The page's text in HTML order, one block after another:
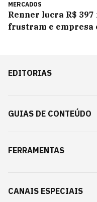
MERCADOS
Renner lucra R$
frustram e empresa
EDITORIAS
GUIAS DE CONTEÚDO
FERRAMENTAS
CANAIS ESPECIAIS